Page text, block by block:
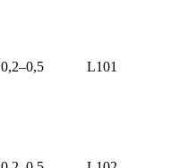
0,2–0,5 L101